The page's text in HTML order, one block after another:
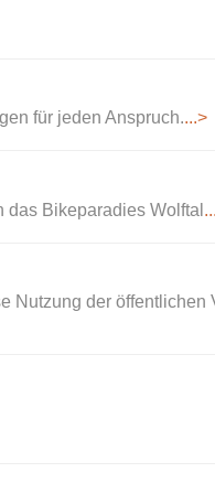
für jeden Anspruch....>
Bikeparadies Wolftal
Nutzung der öffentlichen